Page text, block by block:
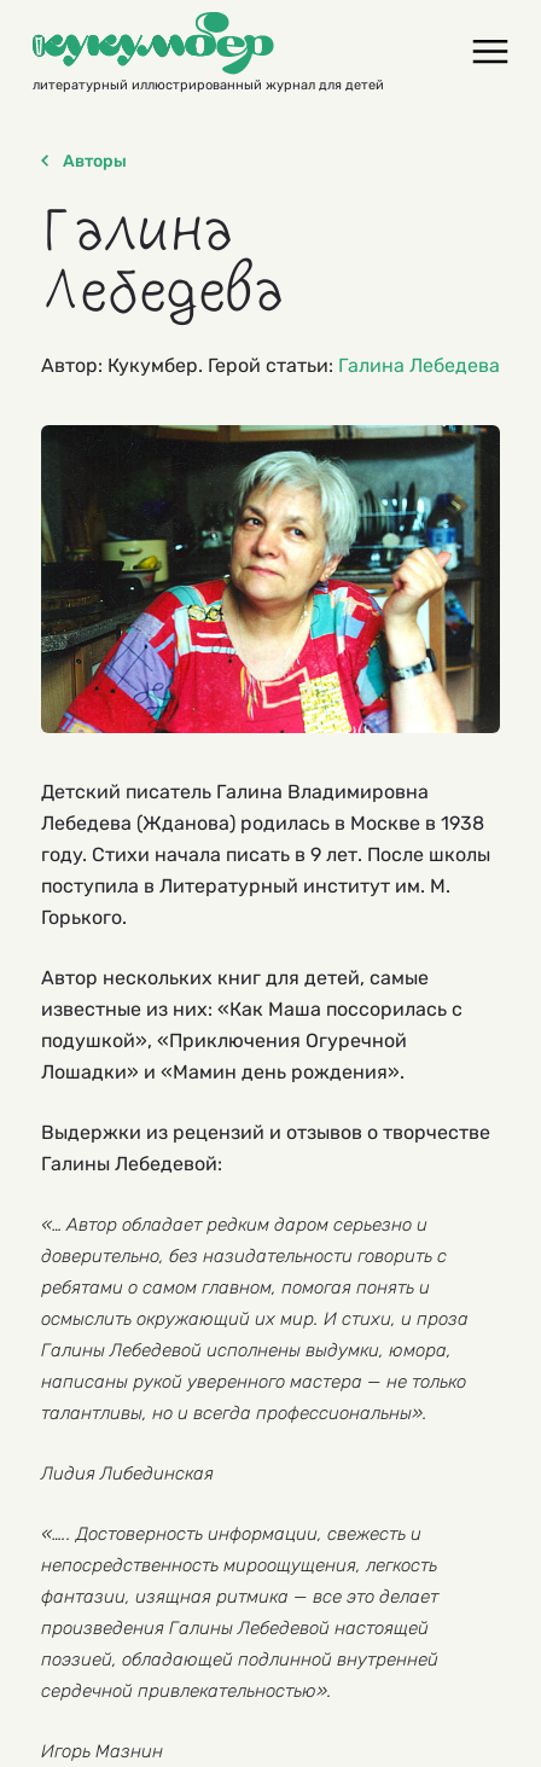
contentлитературный иллюстрированный журнал для детей
Авторы
Галина
Лебедева
Автор: Кукумбер. Герой статьи: Галина Лебедева
Детский писатель Галина Владимировна
Лебедева (Жданова) родилась в Москве в 1938
году. Стихи начала писать в 9 лет. После школы
поступила в Литературный институт им. М.
Горького.
Автор нескольких книг для детей, самые
известные из них: «Как Маша поссорилась с
подушкой», «Приключения Огуречной
Лошадки» и «Мамин день рождения».
Выдержки из рецензий и отзывов о творчестве
Галины Лебедевой:
«… Автор обладает редким даром серьезно и
доверительно, без назидательности говорить с
ребятами о самом главном, помогая понять и
осмыслить окружающий их мир. И стихи, и проза
Галины Лебедевой исполнены выдумки, юмора,
написаны рукой уверенного мастера — не только
талантливы, но и всегда профессиональны».
Лидия Либединская
«….. Достоверность информации, свежесть и
непосредственность мироощущения, легкость
фантазии, изящная ритмика — все это делает
произведения Галины Лебедевой настоящей
поэзией, обладающей подлинной внутренней
сердечной привлекательностью».
Игорь Мазнин